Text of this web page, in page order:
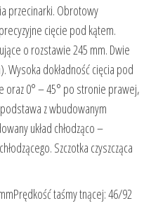
przecinarki. Obrotowy
cięcie pod kątem.
o rozstawie 245 mm. Dwie
dokładność cięcia pod
oraz 0° – 45° po stronie prawej,
z wbudowanym
układ chłodząco –
Szczotka czyszcząca
taśmy tnącej: 46/92